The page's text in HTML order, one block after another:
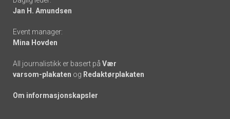
links
Jan H. Amundsen
Event manager:
Mina Hovden
All journalistikk er basert på Vær
varsom-plakaten og Redaktørplakaten
Om informasjonskapsler